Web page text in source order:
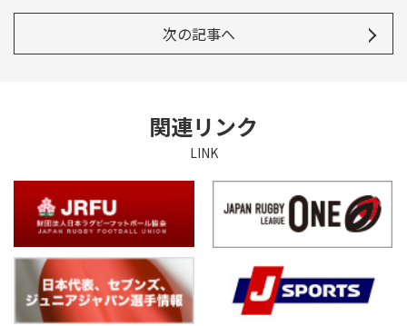
次の記事へ
関連リンク
LINK